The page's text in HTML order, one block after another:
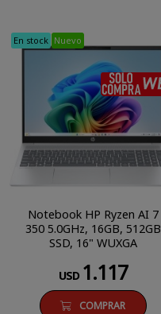
En stock Nuevo
Notebook HP Ryzen AI 7
350 5.0GHz, 16GB, 512GB
SSD, 16" WUXGA
USD 1.117
COMPRAR